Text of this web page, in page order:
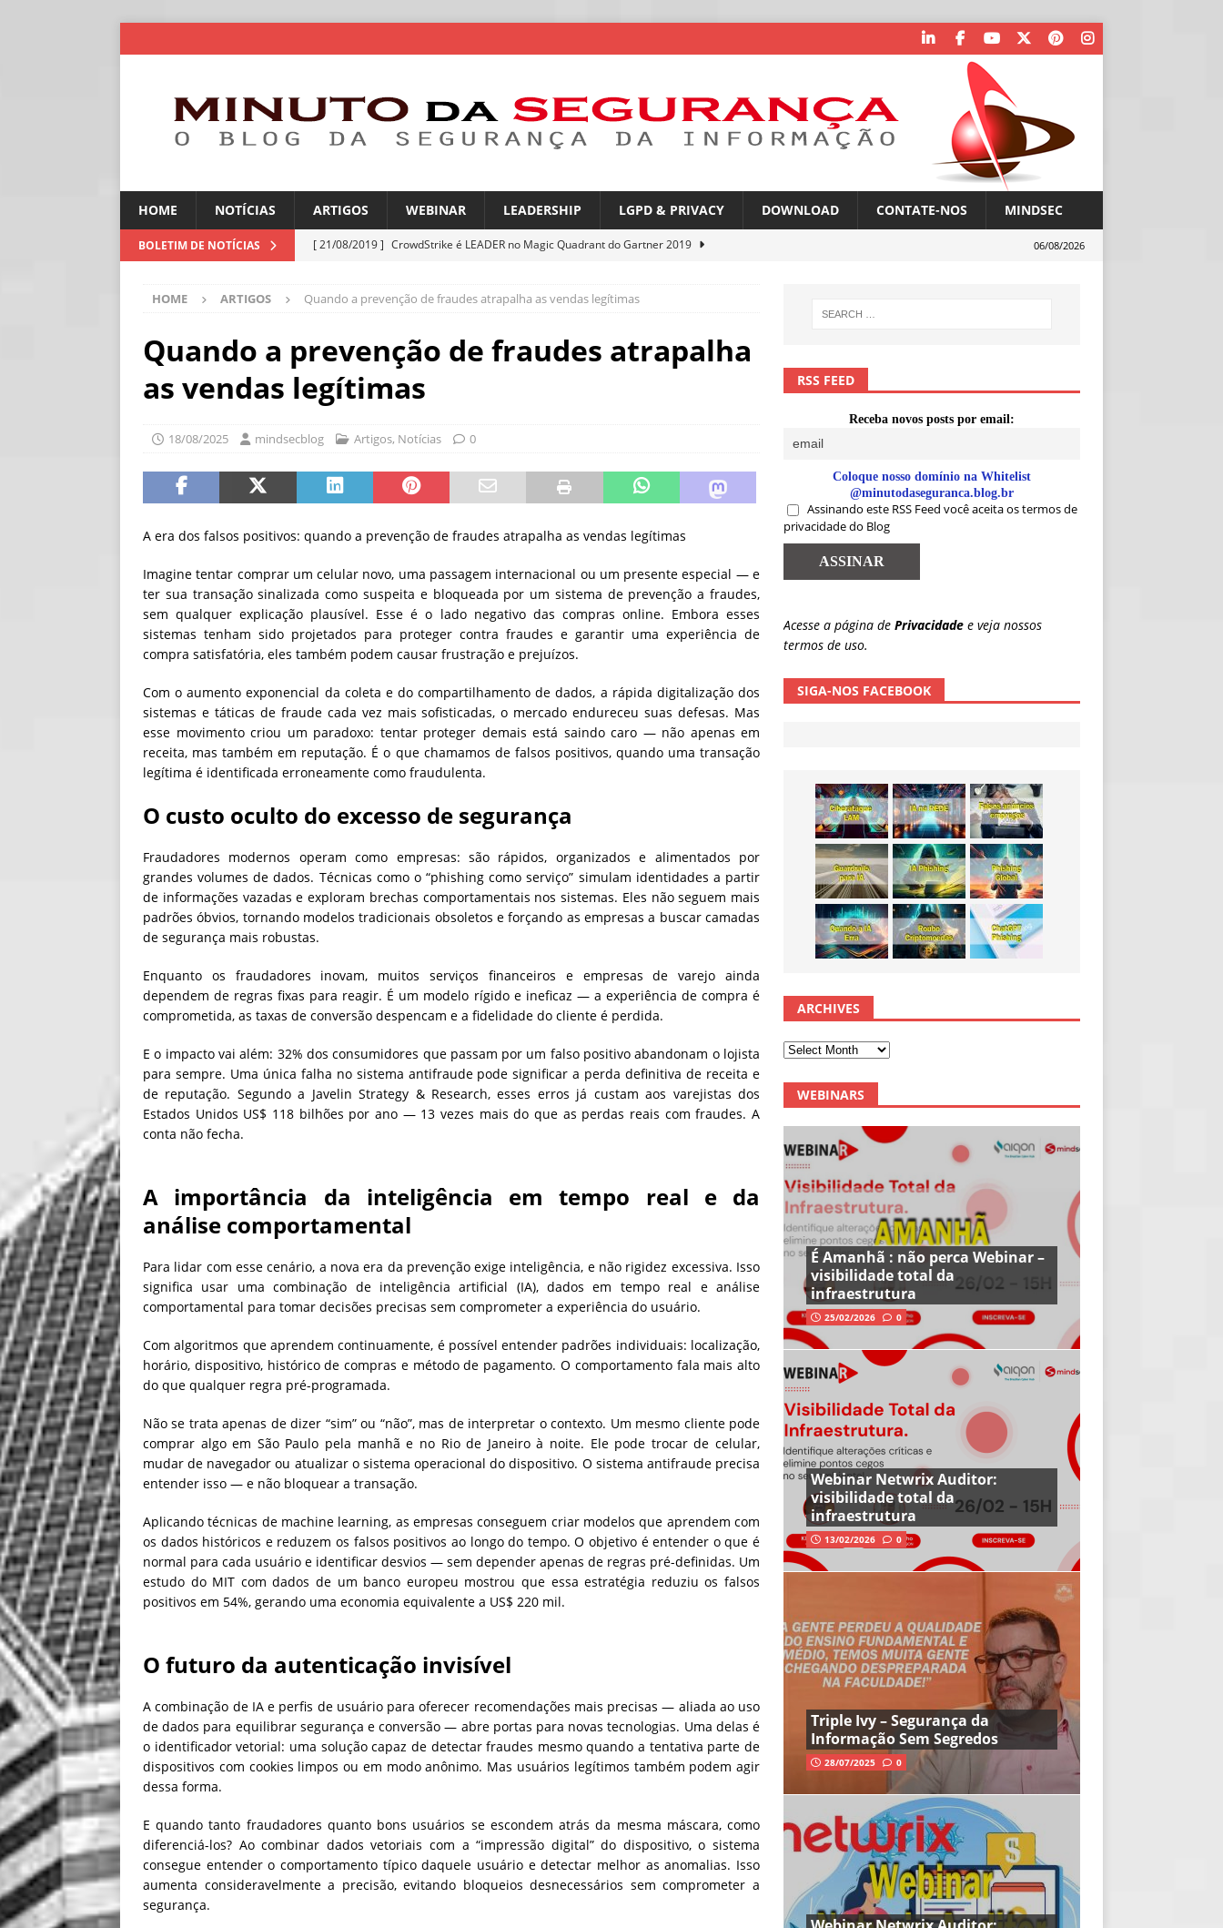
HOME NOTÍCIAS ARTIGOS WEBINAR LEADERSHIP LGPD & PRIVACY DOWNLOAD CONTATE-NOS MINDSEC
BOLETIM DE NOTÍCIAS [ 21/08/2019 ] CrowdStrike é LEADER no Magic Quadrant do Gartner 2019
[ 06/08/2026 ] América Latina é a segunda região mais exposta a ciberameaças
NOTÍCIAS
IA amplia desafio de segurança e governança nas redes corporativas
NOTÍCIAS
[ 06/08/2026 ]
[ 06/08/2026 ]
Sem guardrails, a autonomia da IA se torna um risco
NOTÍCIAS
06/08/2026
HOME ARTIGOS Quando a prevenção de fraudes atrapalha as vendas legítimas
Quando a prevenção de fraudes atrapalha
as vendas legítimas
18/08/2025 mindsecblog Artigos, Notícias 0
A era dos falsos positivos: quando a prevenção de fraudes atrapalha as vendas legítimas
Imagine tentar comprar um celular novo, uma passagem internacional ou um presente especial — e
ter sua transação sinalizada como suspeita e bloqueada por um sistema de prevenção a fraudes,
sem qualquer explicação plausível. Esse é o lado negativo das compras online. Embora esses
sistemas tenham sido projetados para proteger contra fraudes e garantir uma experiência de
compra satisfatória, eles também podem causar frustração e prejuízos.
Com o aumento exponencial da coleta e do compartilhamento de dados, a rápida digitalização dos
sistemas e táticas de fraude cada vez mais sofisticadas, o mercado endureceu suas defesas. Mas
esse movimento criou um paradoxo: tentar proteger demais está saindo caro — não apenas em
receita, mas também em reputação. É o que chamamos de falsos positivos, quando uma transação
legítima é identificada erroneamente como fraudulenta.
O custo oculto do excesso de segurança
Fraudadores modernos operam como empresas: são rápidos, organizados e alimentados por
grandes volumes de dados. Técnicas como o “phishing como serviço” simulam identidades a partir
de informações vazadas e exploram brechas comportamentais nos sistemas. Eles não seguem mais
padrões óbvios, tornando modelos tradicionais obsoletos e forçando as empresas a buscar camadas
de segurança mais robustas.
Enquanto os fraudadores inovam, muitos serviços financeiros e empresas de varejo ainda
dependem de regras fixas para reagir. É um modelo rígido e ineficaz — a experiência de compra é
comprometida, as taxas de conversão despencam e a fidelidade do cliente é perdida.
E o impacto vai além: 32% dos consumidores que passam por um falso positivo abandonam o lojista
para sempre. Uma única falha no sistema antifraude pode significar a perda definitiva de receita e
de reputação. Segundo a Javelin Strategy & Research, esses erros já custam aos varejistas dos
Estados Unidos US$ 118 bilhões por ano — 13 vezes mais do que as perdas reais com fraudes. A
conta não fecha.
A importância da inteligência em tempo real e da
análise comportamental
Para lidar com esse cenário, a nova era da prevenção exige inteligência, e não rigidez excessiva. Isso
significa usar uma combinação de inteligência artificial (IA), dados em tempo real e análise
comportamental para tomar decisões precisas sem comprometer a experiência do usuário.
Com algoritmos que aprendem continuamente, é possível entender padrões individuais: localização,
horário, dispositivo, histórico de compras e método de pagamento. O comportamento fala mais alto
do que qualquer regra pré-programada.
Não se trata apenas de dizer “sim” ou “não”, mas de interpretar o contexto. Um mesmo cliente pode
comprar algo em São Paulo pela manhã e no Rio de Janeiro à noite. Ele pode trocar de celular,
mudar de navegador ou atualizar o sistema operacional do dispositivo. O sistema antifraude precisa
entender isso — e não bloquear a transação.
Aplicando técnicas de machine learning, as empresas conseguem criar modelos que aprendem com
os dados históricos e reduzem os falsos positivos ao longo do tempo. O objetivo é entender o que é
normal para cada usuário e identificar desvios — sem depender apenas de regras pré-definidas. Um
estudo do MIT com dados de um banco europeu mostrou que essa estratégia reduziu os falsos
positivos em 54%, gerando uma economia equivalente a US$ 220 mil.
O futuro da autenticação invisível
A combinação de IA e perfis de usuário para oferecer recomendações mais precisas — aliada ao uso
de dados para equilibrar segurança e conversão — abre portas para novas tecnologias. Uma delas é
o identificador vetorial: uma solução capaz de detectar fraudes mesmo quando a tentativa parte de
dispositivos com cookies limpos ou em modo anônimo. Mas usuários legítimos também podem agir
dessa forma.
E quando tanto fraudadores quanto bons usuários se escondem atrás da mesma máscara, como
diferenciá-los? Ao combinar dados vetoriais com a “impressão digital” do dispositivo, o sistema
consegue entender o comportamento típico daquele usuário e detectar melhor as anomalias. Isso
aumenta consideravelmente a precisão, evitando bloqueios desnecessários sem comprometer a
segurança.
RSS FEED
Receba novos posts por email:
Coloque nosso domínio na Whitelist
@minutodaseguranca.blog.br
Assinando este RSS Feed você aceita os termos de
privacidade do Blog
Acesse a página de Privacidade e veja nossos
termos de uso.
SIGA-NOS FACEBOOK
ARCHIVES
WEBINARS
É Amanhã : não perca Webinar –
visibilidade total da
infraestrutura
25/02/2026 0
Webinar Netwrix Auditor:
visibilidade total da
infraestrutura
13/02/2026 0
Triple Ivy – Segurança da
Informação Sem Segredos
28/07/2025 0